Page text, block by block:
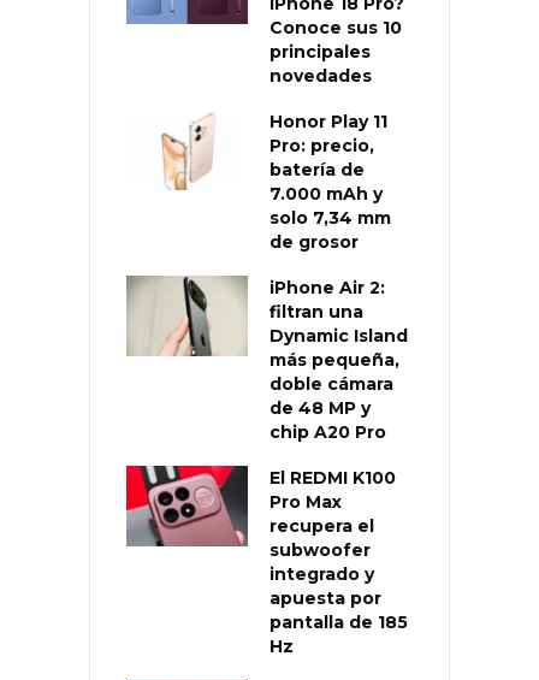
Conoce sus 10
principales
novedades
Honor Play 11
Pro: precio,
batería de
7.000 mAh y
solo 7,34 mm
de grosor
iPhone Air 2:
filtran una
Dynamic Island
más pequeña,
doble cámara
de 48 MP y
chip A20 Pro
El REDMI K100
Pro Max
recupera el
subwoofer
integrado y
apuesta por
pantalla de 185
Hz